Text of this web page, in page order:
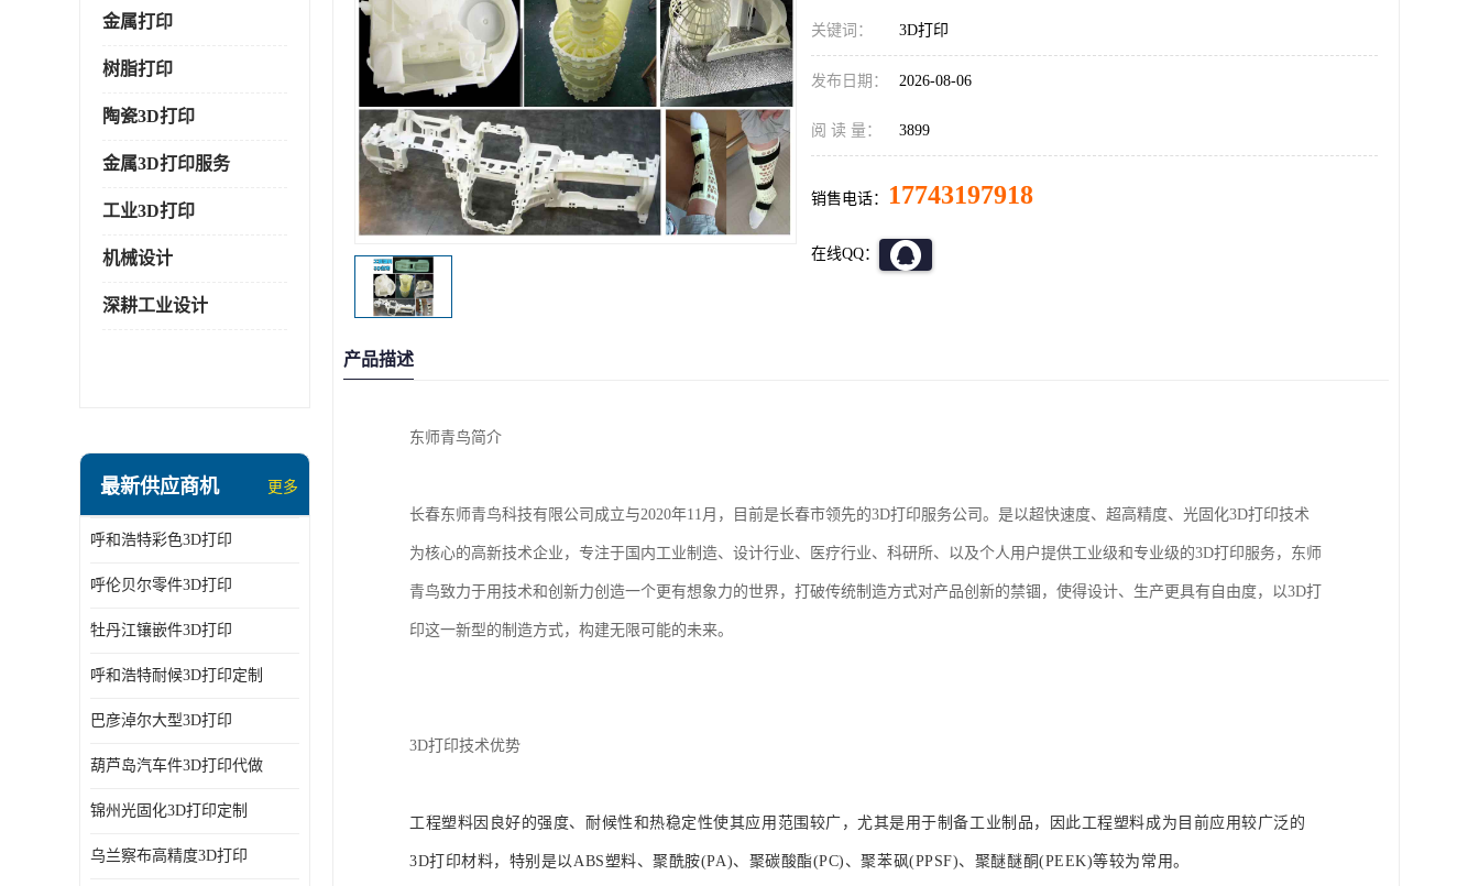
金属打印
树脂打印
陶瓷3D打印
金属3D打印服务
工业3D打印
机械设计
深耕工业设计
最新供应商机 更多
呼和浩特彩色3D打印
呼伦贝尔零件3D打印
牡丹江镶嵌件3D打印
呼和浩特耐候3D打印定制
巴彦淖尔大型3D打印
葫芦岛汽车件3D打印代做
锦州光固化3D打印定制
乌兰察布高精度3D打印
关键词： 3D打印
发布日期： 2026-08-06
阅 读 量： 3899
销售电话： 17743197918
在线QQ：
产品描述
东师青鸟简介
长春东师青鸟科技有限公司成立与2020年11月，目前是长春市领先的3D打印服务公司。是以超快速度、超高精度、光固化3D打印技术
为核心的高新技术企业，专注于国内工业制造、设计行业、医疗行业、科研所、以及个人用户提供工业级和专业级的3D打印服务，东师
青鸟致力于用技术和创新力创造一个更有想象力的世界，打破传统制造方式对产品创新的禁锢，使得设计、生产更具有自由度，以3D打
印这一新型的制造方式，构建无限可能的未来。
3D打印技术优势
工程塑料因良好的强度、耐候性和热稳定性使其应用范围较广，尤其是用于制备工业制品，因此工程塑料成为目前应用较广泛的
3D打印材料，特别是以ABS塑料、聚酰胺(PA)、聚碳酸酯(PC)、聚苯砜(PPSF)、聚醚醚酮(PEEK)等较为常用。